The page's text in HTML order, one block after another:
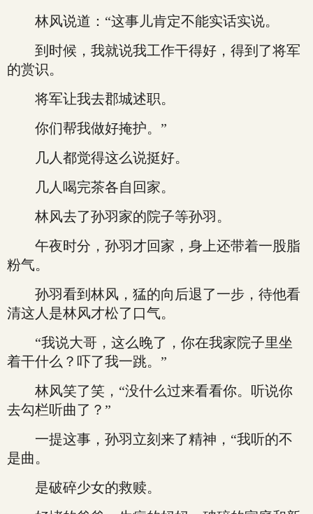
林风说道：“这事儿肯定不能实话实说。
到时候，我就说我工作干得好，得到了将军
的赏识。
将军让我去郡城述职。
你们帮我做好掩护。”
几人都觉得这么说挺好。
几人喝完茶各自回家。
林风去了孙羽家的院子等孙羽。
午夜时分，孙羽才回家，身上还带着一股脂
粉气。
孙羽看到林风，猛的向后退了一步，待他看
清这人是林风才松了口气。
“我说大哥，这么晚了，你在我家院子里坐
着干什么？吓了我一跳。”
林风笑了笑，“没什么过来看看你。听说你
去勾栏听曲了？”
一提这事，孙羽立刻来了精神，“我听的不
是曲。
是破碎少女的救赎。